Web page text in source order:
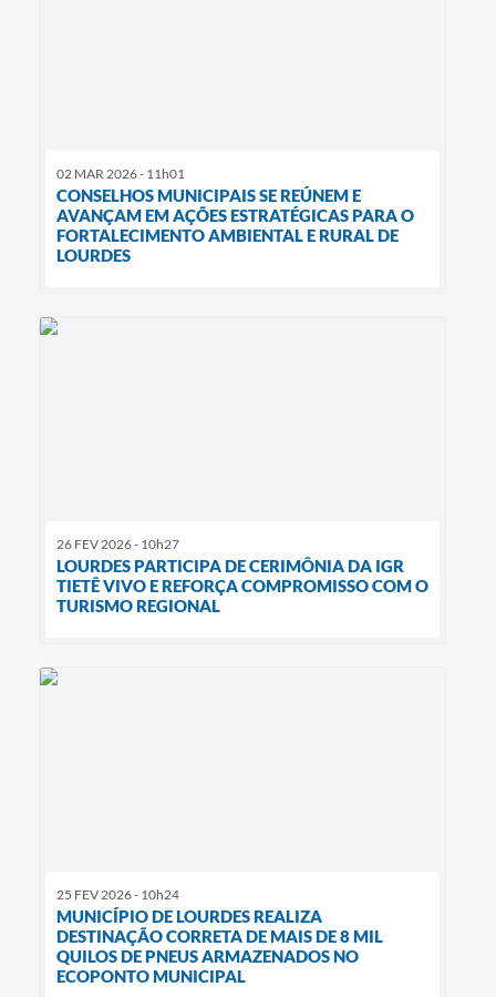
02 MAR 2026 - 11h01
CONSELHOS MUNICIPAIS SE REÚNEM E
AVANÇAM EM AÇÕES ESTRATÉGICAS PARA O
FORTALECIMENTO AMBIENTAL E RURAL DE
LOURDES
26 FEV 2026 - 10h27
LOURDES PARTICIPA DE CERIMÔNIA DA IGR
TIETÊ VIVO E REFORÇA COMPROMISSO COM O
TURISMO REGIONAL
25 FEV 2026 - 10h24
MUNICÍPIO DE LOURDES REALIZA
DESTINAÇÃO CORRETA DE MAIS DE 8 MIL
QUILOS DE PNEUS ARMAZENADOS NO
ECOPONTO MUNICIPAL